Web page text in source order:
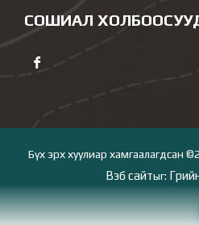
СОШИАЛ
Бүх эрх хуулиар хамгаалагдсан
Вэб сайтыг: